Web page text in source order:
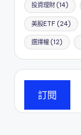
投資理財 (14)
美股ETF (24)
選擇權 (12)
訂閱